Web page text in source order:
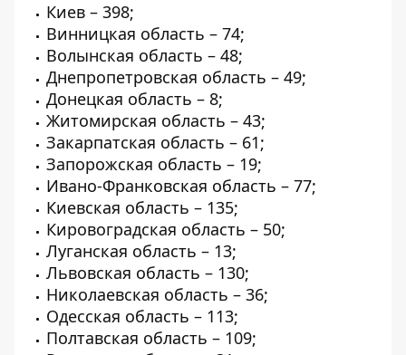
Киев – 398;
Винницкая область – 74;
Волынская область – 48;
Днепропетровская область – 49;
Донецкая область – 8;
Житомирская область – 43;
Закарпатская область – 61;
Запорожская область – 19;
Ивано-Франковская область – 77;
Киевская область – 135;
Кировоградская область – 50;
Луганская область – 13;
Львовская область – 130;
Николаевская область – 36;
Одесская область – 113;
Полтавская область – 109;